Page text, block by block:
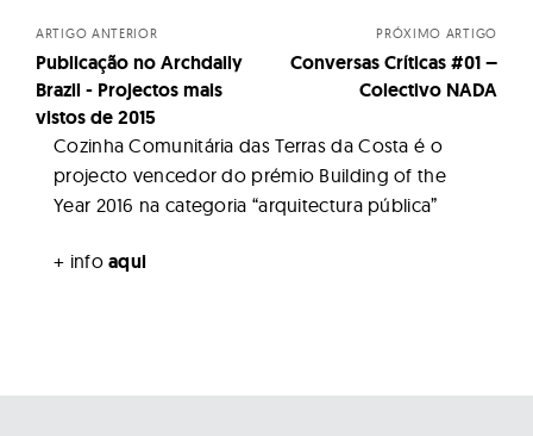
navigation
ARTIGO ANTERIOR
Publicação no Archdaily
Brazil - Projectos mais
vistos de 2015
PRÓXIMO ARTIGO
Conversas Críticas #01 –
Colectivo NADA
Cozinha Comunitária das Terras da Costa é o
projecto vencedor do prémio Building of the
Year 2016 na categoria “arquitectura pública”
+ infoaqui